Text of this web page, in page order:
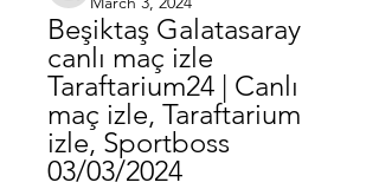
Beşiktaş Galatasaray
canlı maç izle
Taraftarium24 | Canlı
maç izle, Taraftarium
izle, Sportboss
03/03/2024